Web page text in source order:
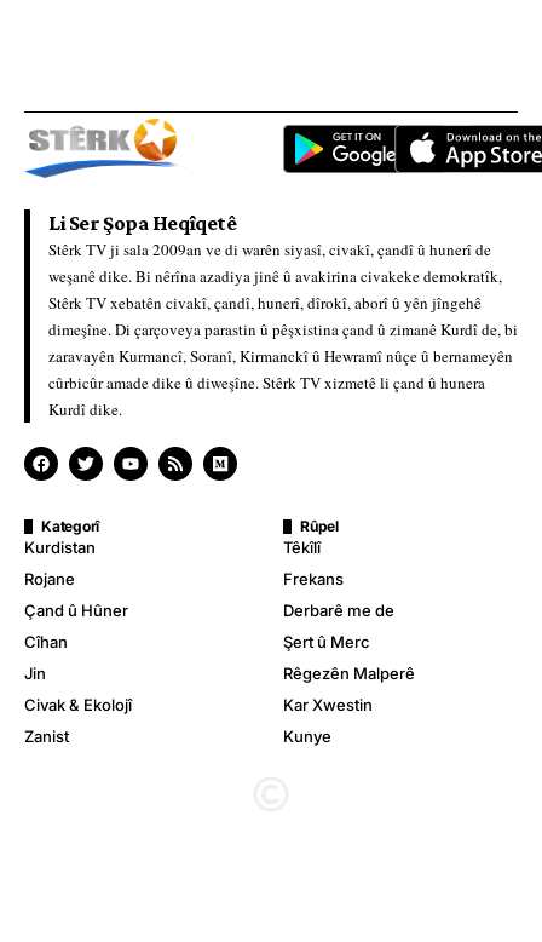
Li Ser Şopa Heqîqetê
Stêrk TV ji sala 2009an ve di warên siyasî, civakî, çandî û hunerî de
weşanê dike. Bi nêrîna azadiya jinê û avakirina civakeke demokratîk,
Stêrk TV xebatên civakî, çandî, hunerî, dîrokî, aborî û yên jîngehê
dimeşîne. Di çarçoveya parastin û pêşxistina çand û zimanê Kurdî de, bi
zaravayên Kurmancî, Soranî, Kirmanckî û Hewramî nûçe û bernameyên
cûrbicûr amade dike û diweşîne. Stêrk TV xizmetê li çand û hunera
Kurdî dike.
Kategorî
Kurdistan
Rojane
Çand û Hûner
Cîhan
Jin
Civak & Ekolojî
Zanist
Rûpel
Têkîlî
Frekans
Derbarê me de
Şert û Merc
Rêgezên Malperê
Kar Xwestin
Kunye